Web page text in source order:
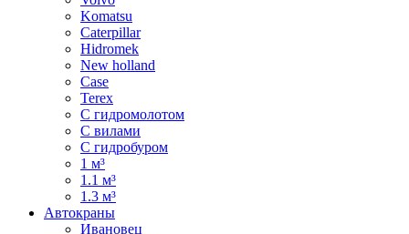
Komatsu
Caterpillar
Hidromek
New holland
Case
Terex
С гидромолотом
С вилами
С гидробуром
1 м³
1.1 м³
1.3 м³
Автокраны
Ивановец